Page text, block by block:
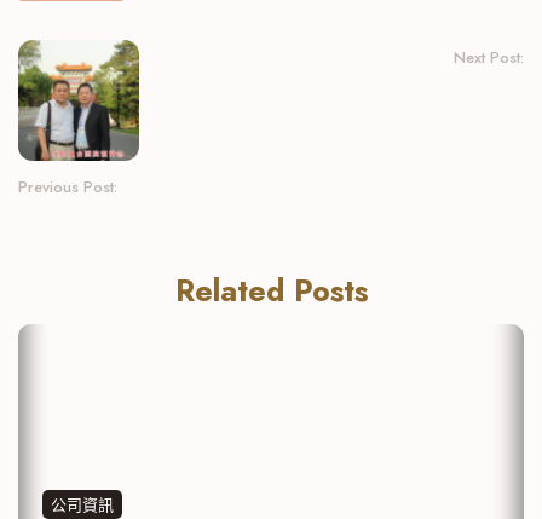
Previous Post:
Next Post:
Related Posts
公司資訊